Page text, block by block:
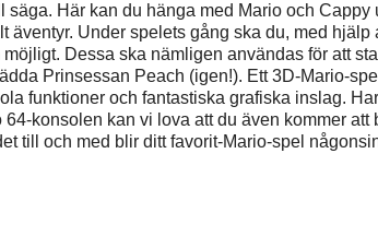
Här kan du hänga med Mario och Cappy
äventyr. Under spelets gång ska du, med hjälp
Dessa ska nämligen användas för att
Prinsessan Peach (igen!). Ett 3D-Mario-
funktioner och fantastiska grafiska inslag.
konsolen kan vi lova att du även kommer att
till och med blir ditt favorit-Mario-spel